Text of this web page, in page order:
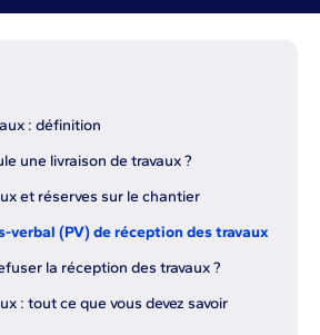
: définition
une livraison de travaux ?
et réserves sur le chantier
verbal (PV) de réception des travaux
la réception des travaux ?
: tout ce que vous devez savoir